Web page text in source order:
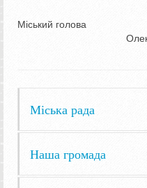
Міський голова
Олександр
Міська рада
Наша громада